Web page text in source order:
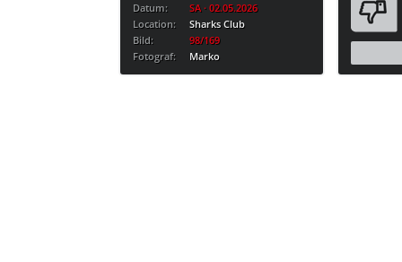
Datum:
SA · 02.05.2026
Location:
Sharks Club
Bild:
98/169
Fotograf:
Marko